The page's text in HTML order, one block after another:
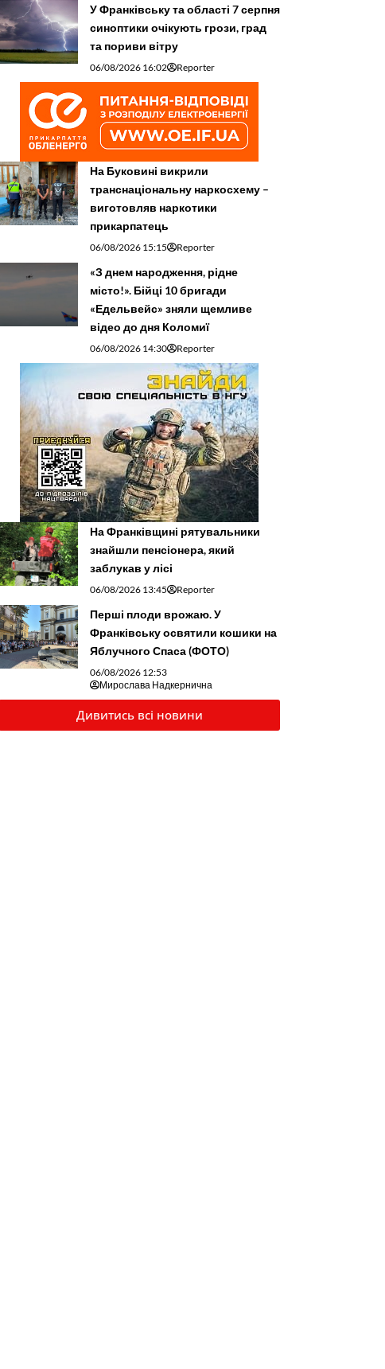
У Франківську та області 7 серпня
синоптики очікують грози, град
та пориви вітру
06/08/2026 16:02 Reporter
На Буковині викрили
транснаціональну наркосхему –
виготовляв наркотики
прикарпатець
06/08/2026 15:15 Reporter
«З днем народження, рідне
місто!». Бійці 10 бригади
«Едельвейс» зняли щемливе
відео до дня Коломиї
06/08/2026 14:30 Reporter
На Франківщині рятувальники
знайшли пенсіонера, який
заблукав у лісі
06/08/2026 13:45 Reporter
Перші плоди врожаю. У
Франківську освятили кошики на
Яблучного Спаса (ФОТО)
06/08/2026 12:53
Мирослава Надкернична
Дивитись всі новини